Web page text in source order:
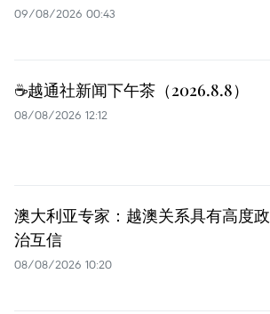
09/08/2026 00:43
☕️越通社新闻下午茶（2026.8.8）
08/08/2026 12:12
澳大利亚专家：越澳关系具有高度政
治互信
08/08/2026 10:20